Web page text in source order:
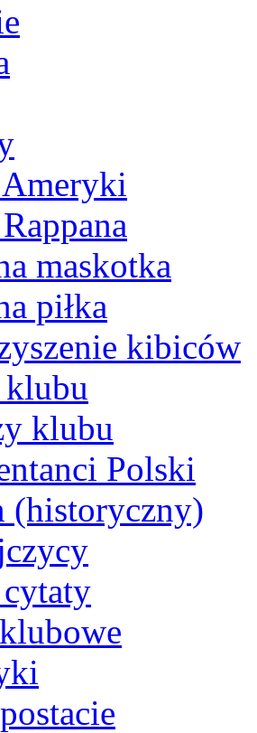
maskotka
piłka
kibiców
klubu
klubu
Polski
(historyczny)
cytaty